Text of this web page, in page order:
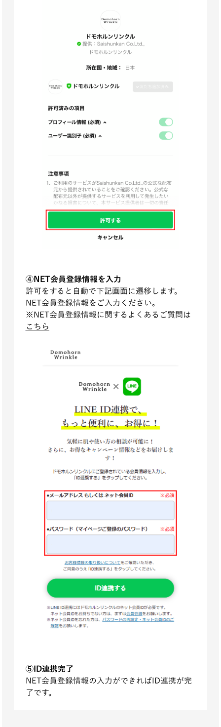
④NET会員登録情報を入力
許可をすると自動で下記画面に遷移します。
NET会員登録情報をご入力ください。
※NET会員登録情報に関するよくあるご質問は
こちら
⑤ID連携完了
NET会員登録情報の入力ができればID連携が完
了です。